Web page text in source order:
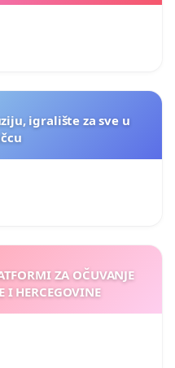
sve u
ZA OČUVANJE
I HERCEGOVINE